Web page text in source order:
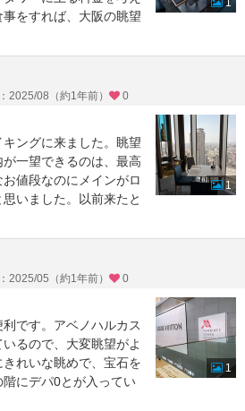
をすれば、大阪の眺望
1
2025/08（約1年前） 0
ングに来ました。眺望
一望できるのは、最高
値段なのにメインがロ
いました。以前来たと
1
2025/05（約1年前） 0
です。アベノハルカス
るので、大変眺望がよ
れいな眺めで、宝石を
にデパ0とが入ってい
1